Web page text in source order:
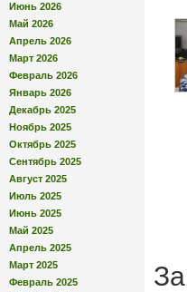
Июнь 2026
Май 2026
Апрель 2026
Март 2026
Февраль 2026
Январь 2026
Декабрь 2025
Ноябрь 2025
Октябрь 2025
Сентябрь 2025
Август 2025
Июль 2025
Июнь 2025
Май 2025
Апрель 2025
Март 2025
Февраль 2025